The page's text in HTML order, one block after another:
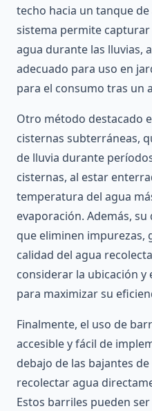
techo hacia un tanque
sistema permite
agua durante las lluvias,
adecuado para uso en
para el consumo tras un
Otro método destacado
cisternas subterráneas,
de lluvia durante
cisternas, al estar
temperatura del agua
evaporación. Además,
que eliminen impurezas,
calidad del agua
considerar la ubicación y
para maximizar su
Finalmente, el uso de
accesible y fácil de
debajo de las bajantes
recolectar agua
Estos barriles pueden